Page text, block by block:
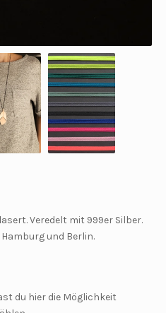
Veredelt mit 999er Silber.
und Berlin.
du hier die Möglichkeit